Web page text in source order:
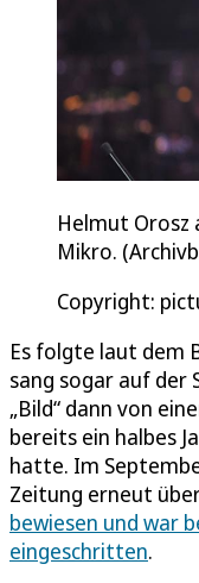
Helmut Orosz
Mikro.
Copyright:
Es folgte laut dem
sang sogar auf der
„Bild“ dann von
bereits ein halbes
hatte. Im
Zeitung erneut
bewiesen und war
eingeschritten.